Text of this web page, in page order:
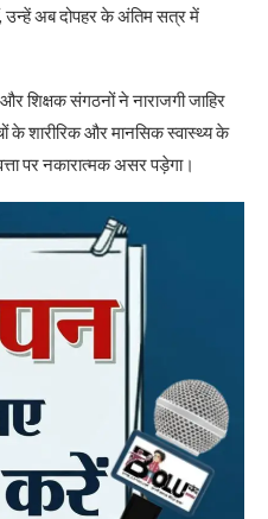
उन्हें अब दोपहर के अंतिम सत्र में
शिक्षक संगठनों ने नाराजगी जाहिर
के शारीरिक और मानसिक स्वास्थ्य के
पर नकारात्मक असर पड़ेगा।